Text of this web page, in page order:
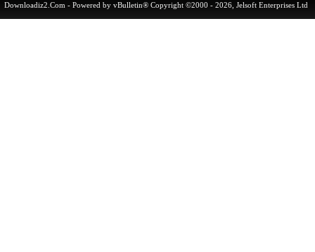
Downloadiz2.Com- Powered by vBulletin® Copyright ©2000 - 2026, Jelsoft Enterprises